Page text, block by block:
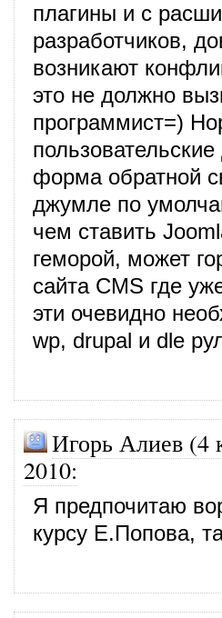
плагины и с
разработчиков,
возникают
это не должно
программист=)
форма обратной
джумле по
чем ставить
геморой, может
сайта CMS где
эти очевидно
wp, drupal и dle
Игорь Алиев (4
2010:
Я предпочитаю
курсу Е.Попова,